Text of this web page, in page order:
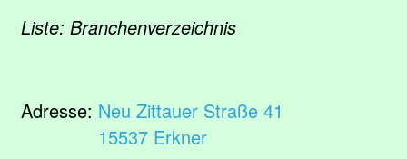
Liste: Branchenverzeichnis
Adresse: Neu Zittauer Straße 41
15537 Erkner